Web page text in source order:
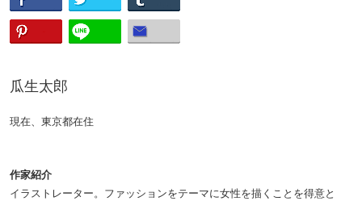
瓜生太郎
現在、東京都在住
作家紹介
イラストレーター。ファッションをテーマに女性を描くことを得意と